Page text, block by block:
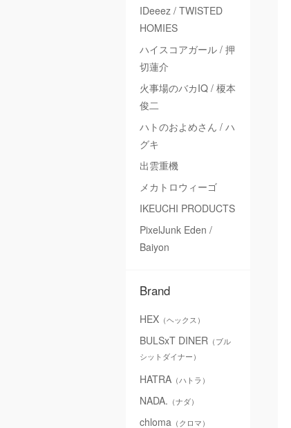
IDeeez / TWISTED
HOMIES
ハイスコアガール / 押
切蓮介
火事場のバカIQ / 榎本
俊二
ハトのおよめさん / ハ
グキ
出雲重機
メカトロウィーゴ
IKEUCHI PRODUCTS
PixelJunk Eden /
Baiyon
Brand
HEX （ヘックス）
BULSxT DINER （ブル
シットダイナー）
HATRA （ハトラ）
NADA. （ナダ）
chloma （クロマ）